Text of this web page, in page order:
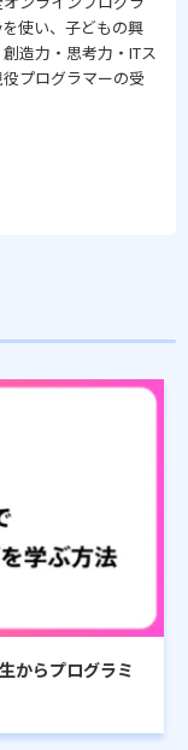
使い、子どもの興
造力・思考力・ITス
プログラマーの受
からプログラミ